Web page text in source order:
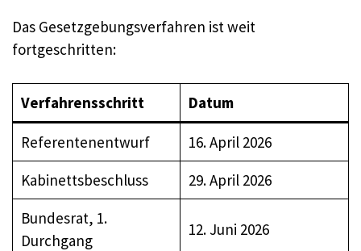
Das Gesetzgebungsverfahren ist weit
fortgeschritten:
Verfahrensschritt Datum
Referentenentwurf
16. April 2026
Kabinettsbeschluss
29. April 2026
Bundesrat, 1.
Durchgang
12. Juni 2026